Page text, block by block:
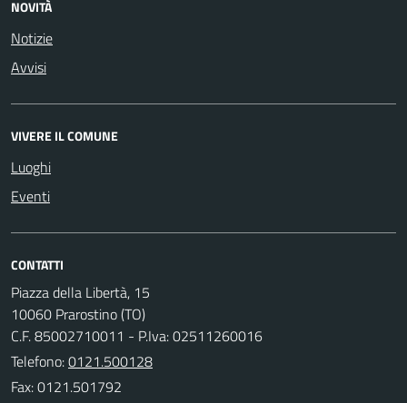
NOVITÀ
Notizie
Avvisi
VIVERE IL COMUNE
Luoghi
Eventi
CONTATTI
Piazza della Libertà, 15
10060 Prarostino (TO)
C.F. 85002710011 - P.Iva: 02511260016
Telefono:0121.500128
Fax: 0121.501792